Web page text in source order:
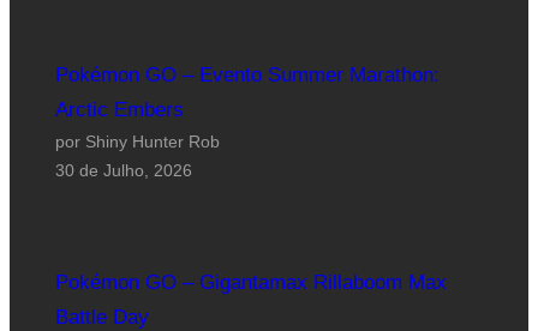
Pokémon GO – Evento Summer Marathon:
Arctic Embers
por Shiny Hunter Rob
30 de Julho, 2026
Pokémon GO – Gigantamax Rillaboom Max
Battle Day